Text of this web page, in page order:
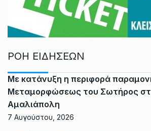
ΡΟΗ ΕΙΔΗΣΕΩΝ
Με κατάνυξη η περιφορά
Μεταμορφώσεως του Σωτήρος
Αμαλιάπολη
7 Αυγούστου, 2026